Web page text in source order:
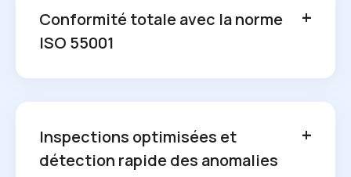
Conformité totale avec la norme
ISO 55001
Inspections optimisées et
détection rapide des anomalies